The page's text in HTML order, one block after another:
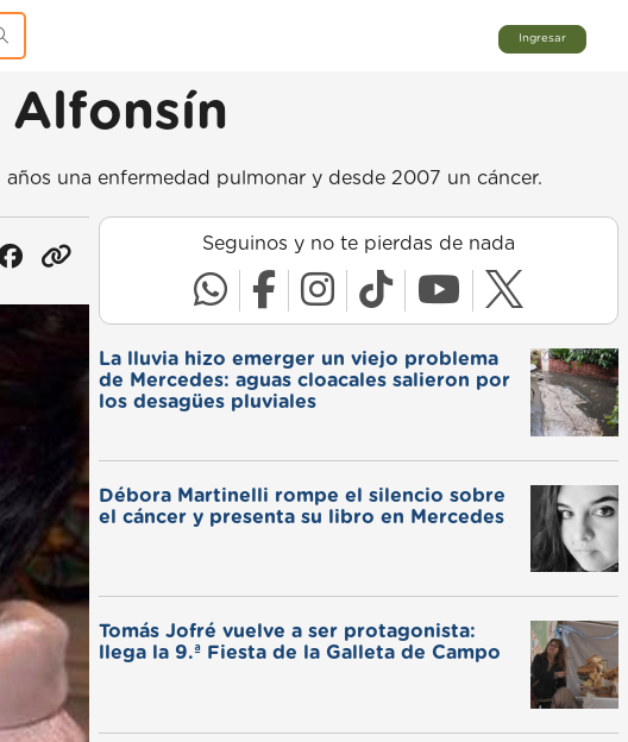
Ingresar
Alfonsín
una enfermedad pulmonar y desde 2007 un cáncer.
Seguinos y no te pierdas de nada
La lluvia hizo emerger un viejo problema
de Mercedes: aguas cloacales salieron por
los desagües pluviales
Débora Martinelli rompe el silencio sobre
el cáncer y presenta su libro en Mercedes
Tomás Jofré vuelve a ser protagonista:
llega la 9.ª Fiesta de la Galleta de Campo